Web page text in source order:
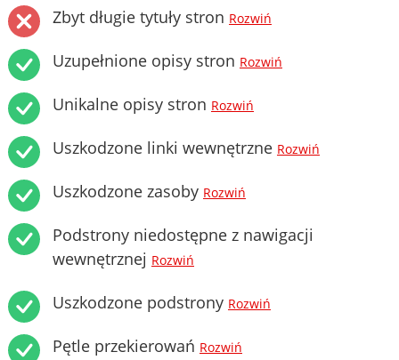
Zbyt długie tytuły stron Rozwiń
Uzupełnione opisy stron Rozwiń
Unikalne opisy stron Rozwiń
Uszkodzone linki wewnętrzne Rozwiń
Uszkodzone zasoby Rozwiń
Podstrony niedostępne z nawigacji
wewnętrznej Rozwiń
Uszkodzone podstrony Rozwiń
Pętle przekierowań Rozwiń